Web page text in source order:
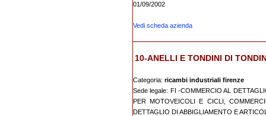
01/09/2002
Vedi scheda azienda
10-ANELLI E TONDINI DI
Categoria: ricambi industriali firenze
Sede legale: FI -COMMERCIO AL
PER MOTOVEICOLI E CICLI,
DETTAGLIO DI ABBIGLIAMENTO E